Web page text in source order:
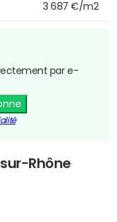
3 687 €/m2
par e-
Rhône